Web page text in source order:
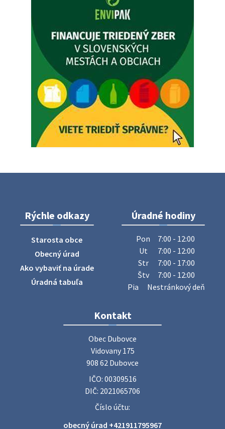
Zajtrajší zvoz odpadu
Vážený občan, zajtra 5. 8. sa bude zvážať komunálny odpad.
4. augusta 2026 15:30
Dnešný zvoz odpadu
Vážený občan, dnes 5. 8. sa zváža komunálny odpad.
5. augusta 2026 05:00
ZBER ŽELEZA
Obecný úrad oznamuje občanom, že v stredu 29. júla 2026
sa v našej obci uskutoční zber železa. Pracovníci Obecného
úradu budú od 8.00 hod. prechádzať obcou a zbierať
železný odpad …
27. júla 2026 06:31
Zájazd do Veľkého Medera
Základná organizácia Únie žien Slovenska Dubovce
srdečne pozýva svoje členky, ich rodinných príslušníkov aj
priateľov na jednodňový zájazd na termálne kúpalisko
Poradne komplexnej pomoci
diskrétne komplexné odborné poradenstvo. Tím
Rýchle odkazy
Starosta obce
Obecný úrad
Ako vybaviť na úrade
Úradná tabuľa
Úradné hodiny
Pon
7:00 - 12:00
Ut
7:00 - 12:00
Str
7:00 - 17:00
Štv
7:00 - 12:00
Pia
Nestránkový deň
Kontakt
Obec Dubovce
Vidovany 175
908 62 Dubovce
IČO: 00309516
DIČ: 2021065706
Číslo účtu:
obecný úrad +421911795967